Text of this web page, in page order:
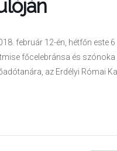
február 12-én, hétfőn este
főcelebránsa és
az Erdélyi Római